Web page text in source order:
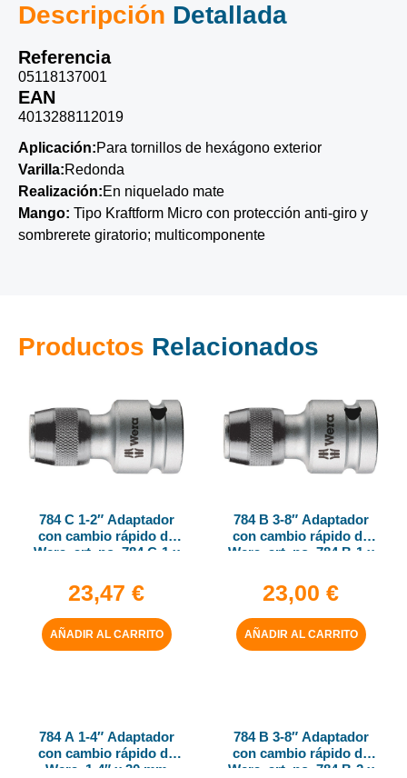
Descripción Detallada
Referencia
05118137001
EAN
4013288112019
Aplicación:Para tornillos de hexágono exterior
Varilla:Redonda
Realización:En niquelado mate
Mango: Tipo Kraftform Micro con protección anti-giro y
sombrerete giratorio; multicomponente
Productos Relacionados
784 C 1-2″ Adaptador
con cambio rápido de
Wera, art. no. 784 C-1 x
23,47 €
AÑADIR AL CARRITO
784 B 3-8″ Adaptador
con cambio rápido de
Wera, art. no. 784 B-1 x
23,00 €
AÑADIR AL CARRITO
784 A 1-4″ Adaptador
con cambio rápido de
Wera, 1-4″ x 30 mm
784 B 3-8″ Adaptador
con cambio rápido de
Wera, art. no. 784 B-2 x